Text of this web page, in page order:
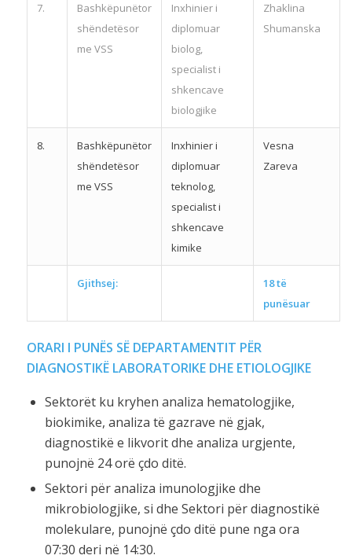
7.
Bashkëpunëtor
shëndetësor
me VSS
Inxhinier i
diplomuar
biolog,
specialist i
shkencave
biologjike
Zhaklina
Shumanska
8.
Bashkëpunëtor
shëndetësor
me VSS
Inxhinier i
diplomuar
teknolog,
specialist i
shkencave
kimike
Vesna
Zareva
Gjithsej:
18 të
punësuar
ORARI I PUNËS SË DEPARTAMENTIT PËR
DIAGNOSTIKË LABORATORIKE DHE ETIOLOGJIKE
Sektorët ku kryhen analiza hematologjike,
biokimike, analiza të gazrave në gjak,
diagnostikë e likvorit dhe analiza urgjente,
punojnë 24 orë çdo ditë.
Sektori për analiza imunologjike dhe
mikrobiologjike, si dhe Sektori për diagnostikë
molekulare, punojnë çdo ditë pune nga ora
07:30 deri në 14:30.